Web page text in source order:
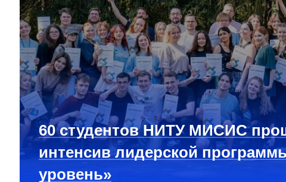
60 студентов НИТУ МИСИС
интенсив лидерской
уровень»